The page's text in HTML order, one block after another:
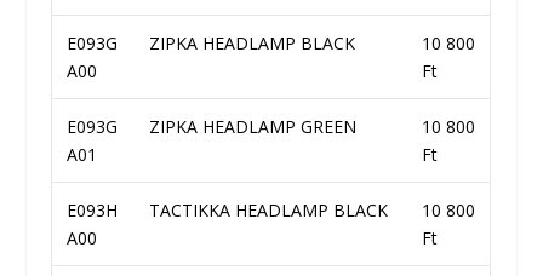
E093G
A00
ZIPKA HEADLAMP BLACK
10 800
Ft
E093G
A01
ZIPKA HEADLAMP GREEN
10 800
Ft
E093H
A00
TACTIKKA HEADLAMP BLACK
10 800
Ft